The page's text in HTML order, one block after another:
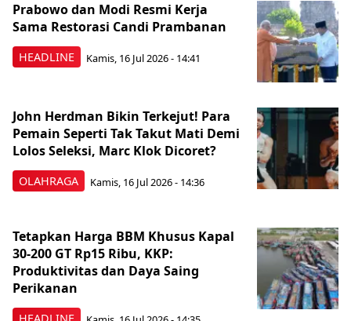
HEADLINE
Prabowo dan Modi Resmi Kerja
Sama Restorasi Candi Prambanan
Kamis, 16 Jul 2026 - 14:41
OLAHRAGA
John Herdman Bikin Terkejut! Para
Pemain Seperti Tak Takut Mati Demi
Lolos Seleksi, Marc Klok Dicoret?
Kamis, 16 Jul 2026 - 14:36
Tetapkan Harga BBM Khusus Kapal
30-200 GT Rp15 Ribu, KKP:
Produktivitas dan Daya Saing
Perikanan